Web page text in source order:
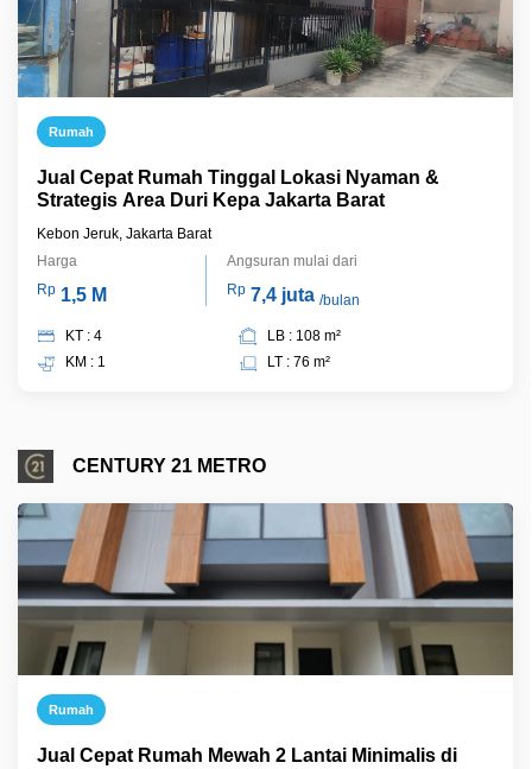
Rumah
Jual Cepat Rumah Tinggal Lokasi Nyaman &
Strategis Area Duri Kepa Jakarta Barat
Kebon Jeruk, Jakarta Barat
Harga
Rp 1,5 M
Angsuran mulai dari
Rp 7,4 juta /bulan
KT : 4
KM : 1
LB : 108 m²
LT : 76 m²
CENTURY 21 METRO
Rumah
Jual Cepat Rumah Mewah 2 Lantai Minimalis di